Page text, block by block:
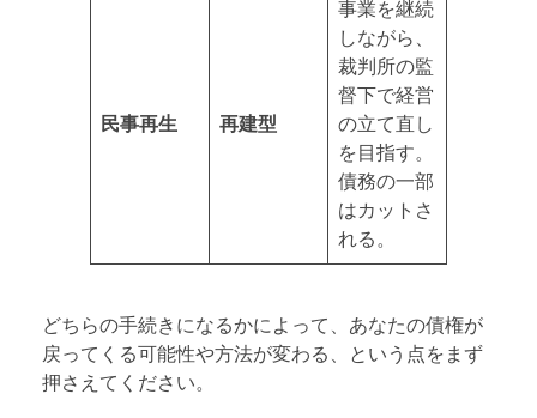
民事再生 再建型
事業を継続
しながら、
裁判所の監
督下で経営
の立て直し
を目指す。
債務の一部
はカットさ
れる。
どちらの手続きになるかによって、あなたの債権が
戻ってくる可能性や方法が変わる、という点をまず
押さえてください。